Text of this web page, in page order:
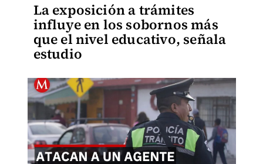
La exposición a trámites
influye en los sobornos más
que el nivel educativo, señala
estudio